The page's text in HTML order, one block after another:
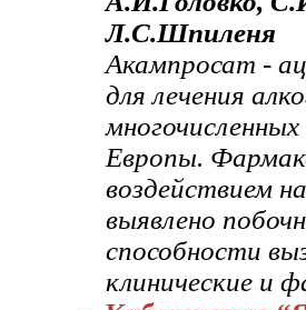
Л.С.Шпиленя
Акампросат -
для лечения
Европы.
воздействием
выявлено
способности
клинические и